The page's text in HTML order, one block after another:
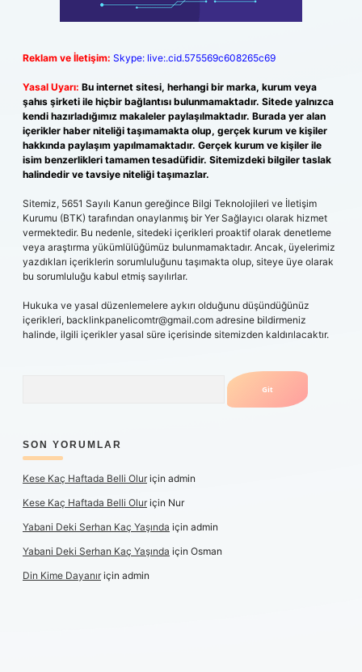
Reklam ve İletişim: Skype: live:.cid.575569c608265c69
Yasal Uyarı: Bu internet sitesi, herhangi bir marka, kurum veya
şahıs şirketi ile hiçbir bağlantısı bulunmamaktadır. Sitede yalnızca
kendi hazırladığımız makaleler paylaşılmaktadır. Burada yer alan
içerikler haber niteliği taşımamakta olup, gerçek kurum ve kişiler
hakkında paylaşım yapılmamaktadır. Gerçek kurum ve kişiler ile
isim benzerlikleri tamamen tesadüfidir. Sitemizdeki bilgiler taslak
halindedir ve tavsiye niteliği taşımazlar.
Sitemiz, 5651 Sayılı Kanun gereğince Bilgi Teknolojileri ve İletişim
Kurumu (BTK) tarafından onaylanmış bir Yer Sağlayıcı olarak hizmet
vermektedir. Bu nedenle, sitedeki içerikleri proaktif olarak denetleme
veya araştırma yükümlülüğümüz bulunmamaktadır. Ancak, üyelerimiz
yazdıkları içeriklerin sorumluluğunu taşımakta olup, siteye üye olarak
bu sorumluluğu kabul etmiş sayılırlar.
Hukuka ve yasal düzenlemelere aykırı olduğunu düşündüğünüz
içerikleri, backlinkpanelicomtr@gmail.com adresine bildirmeniz
halinde, ilgili içerikler yasal süre içerisinde sitemizden kaldırılacaktır.
SON YORUMLAR
Kese Kaç Haftada Belli Oluriçin admin
Kese Kaç Haftada Belli Oluriçin Nur
Yabani Deki Serhan Kaç Yaşında için admin
Yabani Deki Serhan Kaç Yaşında için Osman
Din Kime Dayanıriçin admin